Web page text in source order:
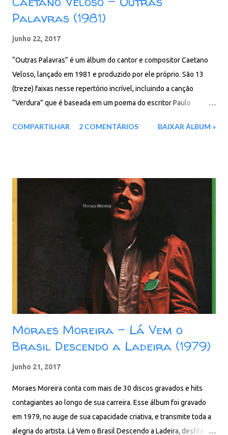
Palavras (1981)
junho 22, 2017
“Outras Palavras” é um álbum do cantor e compositor Caetano
Veloso, lançado em 1981 e produzido por ele próprio. São 13
(treze) faixas nesse repertório incrível, incluindo a canção
“Verdura” que é baseada em um poema do escritor Paulo
Lua e estrela 05. Sim / Não 06. Nu com a minha música 07. Rapte-
COMPARTILHAR 2 COMENTÁRIOS BAIXAR ÁLBUM »
Moraes Moreira - Lá Vem o
Brasil Descendo a Ladeira (1979)
junho 21, 2017
Moraes Moreira conta com mais de 30 discos gravados e hits
contagiantes ao longo de sua carreira. Esse álbum foi gravado
em 1979, no auge de sua capacidade criativa, e transmite toda a
alegria do artista. Lá Vem o Brasil Descendo a Ladeira, desfila